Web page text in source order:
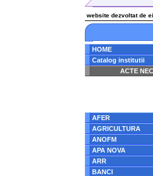
website dezvoltat de
HOME
Catalog institutii
ACTE
/home/
AFER
AGRICULTURA
ANOFM
APA NOVA
ARR
BANCI